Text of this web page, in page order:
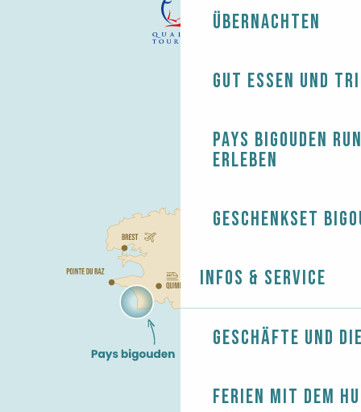
Übernachten
Gut essen und
Pays Bigouden
erleben
Geschenkset
Infos & Service
Geschäfte und
Ferien mit dem